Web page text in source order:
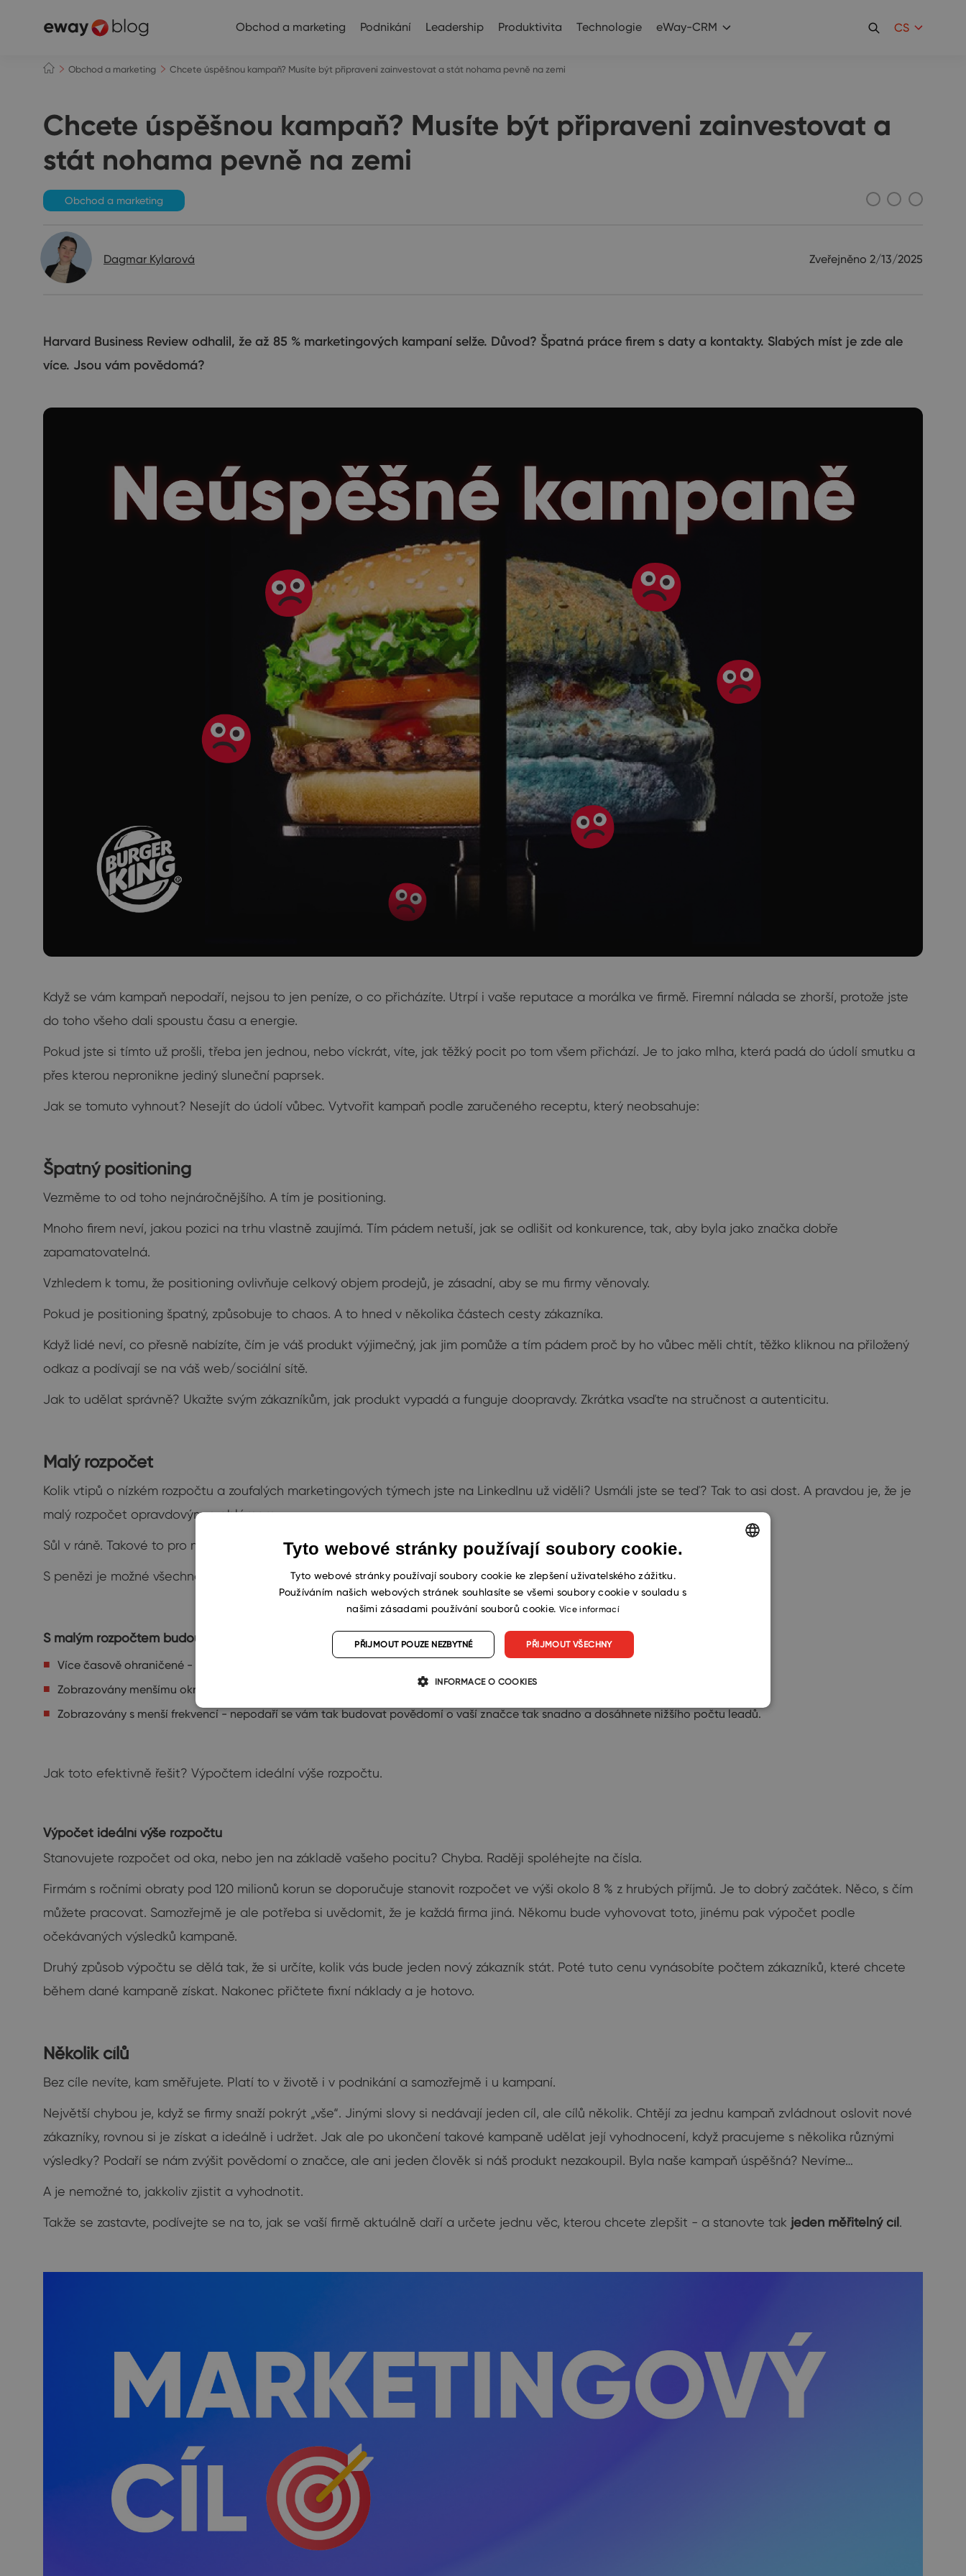
Obchod a marketing Podnikání Leadership Produktivita Technologie eWay-CRM CS
Obchod a marketing Chcete úspěšnou kampaň? Musíte být připraveni zainvestovat a stát nohama pevně na zemi
Chcete úspěšnou kampaň? Musíte být připraveni zainvestovat a
stát nohama pevně na zemi
Obchod a marketing
Dagmar Kylarová Zveřejněno 2/13/2025
Harvard Business Review odhalil, že až 85 % marketingových kampaní selže. Důvod? Špatná práce firem s daty a kontakty. Slabých míst je zde ale
více. Jsou vám povědomá?
Když se vám kampaň nepodaří, nejsou to jen peníze, o co přicházíte. Utrpí i vaše reputace a morálka ve firmě. Firemní nálada se zhorší, protože jste
do toho všeho dali spoustu času a energie.
Pokud jste si tímto už prošli, třeba jen jednou, nebo víckrát, víte, jak těžký pocit po tom všem přichází. Je to jako mlha, která padá do údolí smutku a
přes kterou nepronikne jediný sluneční paprsek.
Jak se tomuto vyhnout? Nesejít do údolí vůbec. Vytvořit kampaň podle zaručeného receptu, který neobsahuje:
Špatný positioning
Vezměme to od toho nejnáročnějšího. A tím je positioning.
Mnoho firem neví, jakou pozici na trhu vlastně zaujímá. Tím pádem netuší, jak se odlišit od konkurence, tak, aby byla jako značka dobře
zapamatovatelná.
Vzhledem k tomu, že positioning ovlivňuje celkový objem prodejů, je zásadní, aby se mu firmy věnovaly.
Pokud je positioning špatný, způsobuje to chaos. A to hned v několika částech cesty zákazníka.
Když lidé neví, co přesně nabízíte, čím je váš produkt výjimečný, jak jim pomůže a tím pádem proč by ho vůbec měli chtít, těžko kliknou na přiložený
odkaz a podívají se na váš web/sociální sítě.
Jak to udělat správně? Ukažte svým zákazníkům, jak produkt vypadá a funguje doopravdy. Zkrátka vsaďte na stručnost a autenticitu.
Malý rozpočet
Kolik vtipů o nízkém rozpočtu a zoufalých marketingových týmech jste na LinkedInu už viděli? Usmáli jste se teď? Tak to asi dost. A pravdou je, že je
malý rozpočet opravdovým problémem.
Sůl v ráně. Takové to pro marketéry, od kterých je očekáváno, že s kampaní udělají díru do světa, je.
S penězi je možné všechno, bez nich nic. Tak to prostě je.
S malým rozpočtem budou vaše kampaně
Více časově ohraničené - nebudou moct běžet tak dlouho, jak byste chtěli a potřebovali.
Zobrazovány menšímu okruhu lidí - to povede automaticky k nízkým tržbám.
Zobrazovány s menší frekvencí - nepodaří se vám tak budovat povědomí o vaší značce tak snadno a dosáhnete nižšího počtu leadů.
Jak toto efektivně řešit? Výpočtem ideální výše rozpočtu.
Výpočet ideální výše rozpočtu
Stanovujete rozpočet od oka, nebo jen na základě vašeho pocitu? Chyba. Raději spoléhejte na čísla.
Firmám s ročními obraty pod 120 milionů korun se doporučuje stanovit rozpočet ve výši okolo 8 % z hrubých příjmů. Je to dobrý začátek. Něco, s čím
můžete pracovat. Samozřejmě je ale potřeba si uvědomit, že je každá firma jiná. Někomu bude vyhovovat toto, jinému pak výpočet podle
očekávaných výsledků kampaně.
Druhý způsob výpočtu se dělá tak, že si určíte, kolik vás bude jeden nový zákazník stát. Poté tuto cenu vynásobíte počtem zákazníků, které chcete
během dané kampaně získat. Nakonec přičtete fixní náklady a je hotovo.
Několik cílů
Bez cíle nevíte, kam směřujete. Platí to v životě i v podnikání a samozřejmě i u kampaní.
Největší chybou je, když se firmy snaží pokrýt „vše“. Jinými slovy si nedávají jeden cíl, ale cílů několik. Chtějí za jednu kampaň zvládnout oslovit nové
zákazníky, rovnou si je získat a ideálně i udržet. Jak ale po ukončení takové kampaně udělat její vyhodnocení, když pracujeme s několika různými
výsledky? Podaří se nám zvýšit povědomí o značce, ale ani jeden člověk si náš produkt nezakoupil. Byla naše kampaň úspěšná? Nevíme…
A je nemožné to, jakkoliv zjistit a vyhodnotit.
Takže se zastavte, podívejte se na to, jak se vaší firmě aktuálně daří a určete jednu věc, kterou chcete zlepšit - a stanovte tak jeden měřitelný cíl .
Tyto webové stránky používají soubory cookie.
Tyto webové stránky používají soubory cookie ke zlepšení uživatelského zážitku.
Používáním našich webových stránek souhlasíte se všemi soubory cookie v souladu s
našimi zásadami používání souborů cookie. Více informací
PŘIJMOUT VŠECHNY
PŘIJMOUT POUZE NEZBYTNÉ
INFORMACE O COOKIES